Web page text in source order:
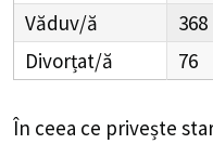
Văduv/ă
368
Divorțat/ă
76
În ceea ce privește